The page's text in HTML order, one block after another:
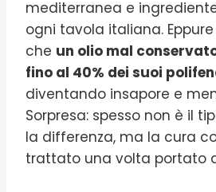
mediterranea e
ogni tavola italiana.
che un olio mal
fino al 40% dei suoi
diventando insapore e
Sorpresa: spesso non è il
la differenza, ma la cura
trattato una volta portato